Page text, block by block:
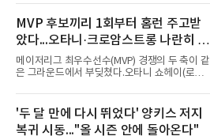
리를 맞혔다. 토레스와 시애틀 포수 칼 롤리가 말
을 주고받자 AJ 힌치 디
론은 루키리그 2경기를 거쳐 트리플A 버펄로 바
이슨스로 승격한 뒤 연일 뜨거운 타격감을 보이
고 있다.수치가 압도적이다. 트리플A 15경기에
서 타율 0.407(54타수 22안타), 2홈런, 10타점,
8도루를 기록 중이며 OPS는 1.151에 이른다.
15경기 중 14경기에서 안타를 만들었고 최근 7
경기 연속 안타도 이어갔다.6일(한국시간) 노퍽
을 놓았고, 버펄로는 이 회에만 5점을 뽑아 7-6
역전승을 거뒀다.한국에서의 성적도
MVP 후보끼리 1회부터 홈런 주고받
았다...오타니·크로암스트롱 나란히 홈
런 맞불
메이저리그 최우수선수(MVP) 경쟁의 두 축이 같
은 그라운드에서 부딪쳤다.오타니 쇼헤이(로스
컵스)은 6일(한국시간) 미국 시카고 리글리필드
에서 나란히 홈런 두 방씩을 주고받았다.첫 회부
터 불이 붙었다. 1회초 선두타자 오타니가 컵스
선발 이마나가 쇼타를 상대로 우월 솔로 홈런을
'두 달 만에 다시 뛰었다' 양키스 저지
복귀 시동..."올 시즌 안에 돌아온다"